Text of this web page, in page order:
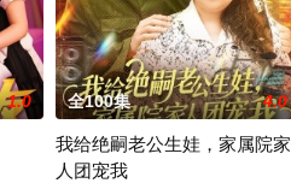
1.0 全100集 4.0
我给绝嗣老公生娃，家属院家
人团宠我